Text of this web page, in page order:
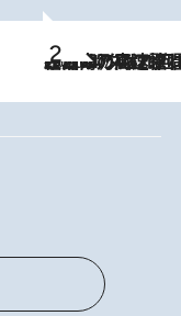
2026.8.7
「湘南乃風に憧れて」観客大盛上がりの“タオル回し”に、ラッパー顔負けの高速歌唱まで…さだまさし（74）のアグレッシブすぎる現在地